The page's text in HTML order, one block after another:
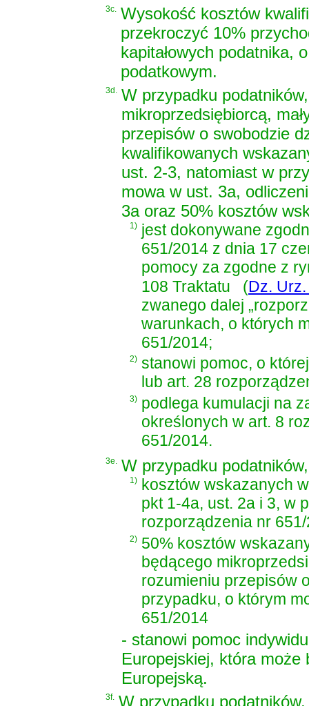
3c.
Wysokość kosztów
przekroczyć 10%
kapitałowych podatnika,
podatkowym.
3d.
W przypadku
mikroprzedsiębiorcą,
przepisów o swobodzie
kwalifikowanych
ust. 2-3, natomiast w
mowa w ust. 3a,
3a oraz 50% kosztów
1) jest dokonywane
651/2014 z dnia 17
pomocy za zgodne z
108 Traktatu
(Dz.
zwanego dalej
warunkach, o których
651/2014;
2) stanowi pomoc, o
lub art. 28
3) podlega kumulacji na
określonych w art. 8
651/2014.
3e. W przypadku
1)
kosztów wskazanych
pkt 1-4a, ust. 2a i 3, w
rozporządzenia nr
2) 50% kosztów
będącego
rozumieniu przepisów
przypadku, o którym
651/2014
- stanowi pomoc
Europejskiej, która może
Europejską.
3f. W przypadku